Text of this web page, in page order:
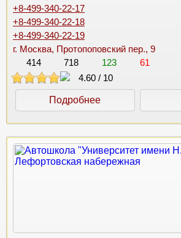
+8-499-340-22-17
+8-499-340-22-18
+8-499-340-22-19
г. Москва, Протопоповский пер., 9
414
718 123
61
4.60 / 10
Подробнее